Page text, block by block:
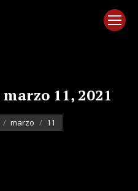
marzo 11, 2021
marzo 11